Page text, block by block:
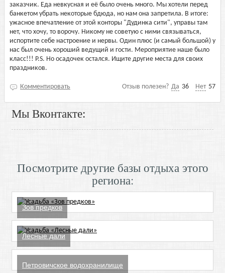
заказчик. Еда невкусная и её было очень много. Мы хотели перед
банкетом убрать некоторые бдюда, но нам она запретила. В итоге:
ужасное впечатление от этой конторы "Дудинка сити", управы там
нет, что хочу, то ворочу. Никому не советую с ними связываться,
испортите себе настроение и нервы. Один плюс (и самый большой) у
нас был очень хороший ведущий и гости. Мероприятие наше было
класс!!! P.S. Но осадочек остался. Ищите другие места для своих
праздников.
Отзыв полезен? Да 36 Нет 57
Комментировать
Мы Вконтакте:
Посмотрите другие базы отдыха этого
региона:
Зов предков
Лесные дали
Петровичское водохранилище